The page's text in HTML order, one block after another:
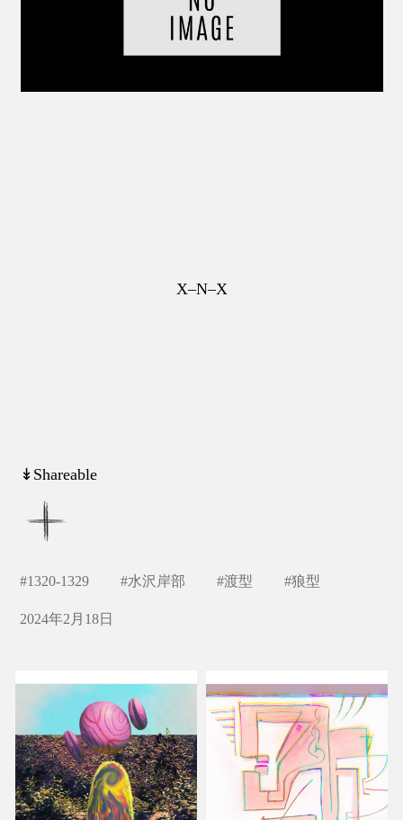
X–N–X
↡Shareable
#1320-1329 #水沢岸部 #渡型 #狼型
2024年2月18日